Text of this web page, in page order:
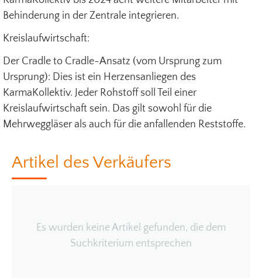
Behinderung in der Zentrale integrieren.
Kreislaufwirtschaft:
Der Cradle to Cradle-Ansatz (vom Ursprung zum
Ursprung): Dies ist ein Herzensanliegen des
KarmaKollektiv. Jeder Rohstoff soll Teil einer
Kreislaufwirtschaft sein. Das gilt sowohl für die
Mehrweggläser als auch für die anfallenden Reststoffe.
Artikel des Verkäufers
Es wurden keine Artikel gefunden, die dem
Suchkriterium entsprechen